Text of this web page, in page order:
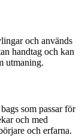
och används
handtag och kan
utmaning.
som passar för
och med
och erfarna.